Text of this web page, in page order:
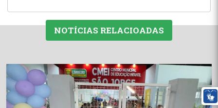
NOTÍCIAS RELACIOADAS